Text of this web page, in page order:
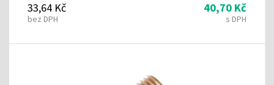
33,64 Kč
bez DPH
40,70 Kč
s DPH